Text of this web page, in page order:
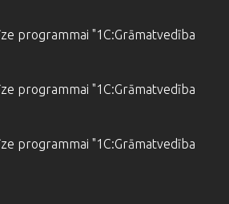
programmai "1C:Grāmatvedība
programmai "1C:Grāmatvedība
programmai "1C:Grāmatvedība